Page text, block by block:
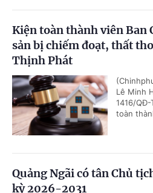
Kiện toàn thành viên Ban
sản bị chiếm đoạt, thất
Thịnh Phát
Lê Minh
1416/
toàn
Quảng Ngãi có tân Chủ
kỳ 2026-2031